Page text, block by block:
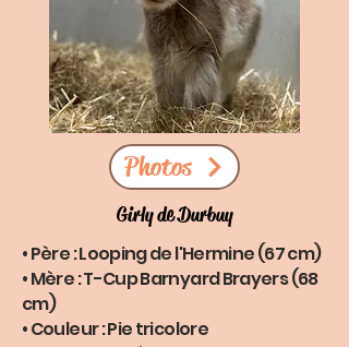
Photos
Girly de Durbuy
• Père : Looping de l'Hermine (67 cm)
• Mère : T-Cup Barnyard Brayers (68
cm)
• Couleur : Pie tricolore